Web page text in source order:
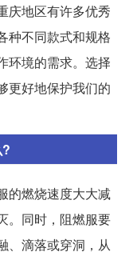
庆地区有许多优秀
种不同款式和规格
环境的需求。选择
更好地保护我们的
的燃烧速度大大减
。同时，阻燃服要
、滴落或穿洞，从